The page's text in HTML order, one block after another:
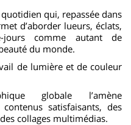
qui, repassée dans
d’aborder lueurs, éclats,
jours comme autant de
du monde.
de lumière et de couleur
globale l’amène
satisfaisants, des
collages multimédias.